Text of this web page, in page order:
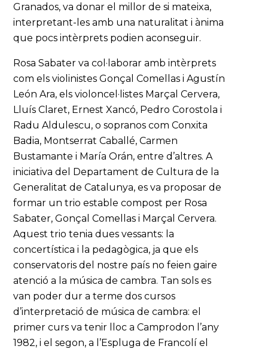
Granados, va donar el millor de si mateixa,
interpretant-les amb una naturalitat i ànima
que pocs intèrprets podien aconseguir.
Rosa Sabater va col·laborar amb intèrprets
com els violinistes Gonçal Comellas i Agustín
León Ara, els violoncel·listes Marçal Cervera,
Lluís Claret, Ernest Xancó, Pedro Corostola i
Radu Aldulescu, o sopranos com Conxita
Badia, Montserrat Caballé, Carmen
Bustamante i María Orán, entre d’altres. A
iniciativa del Departament de Cultura de la
Generalitat de Catalunya, es va proposar de
formar un trio estable compost per Rosa
Sabater, Gonçal Comellas i Marçal Cervera.
Aquest trio tenia dues vessants: la
concertística i la pedagògica, ja que els
conservatoris del nostre país no feien gaire
atenció a la música de cambra. Tan sols es
van poder dur a terme dos cursos
d’interpretació de música de cambra: el
primer curs va tenir lloc a Camprodon l’any
1982, i el segon, a l’Espluga de Francolí el